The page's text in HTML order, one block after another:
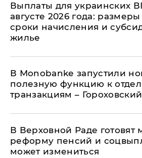
Выплаты для украинских
августе 2026 года:
сроки начисления и
жилье
В Мonobankе запустили
полезную функцию к
транзакциям – Гороховский
В Верховной Раде готовят
реформу пенсий и
может измениться